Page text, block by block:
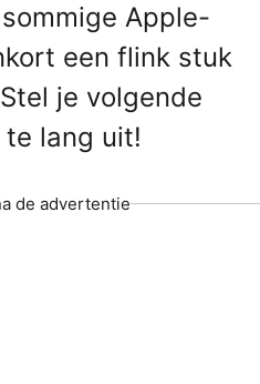
Apple-
een flink stuk
je volgende
lang uit!
de advertentie